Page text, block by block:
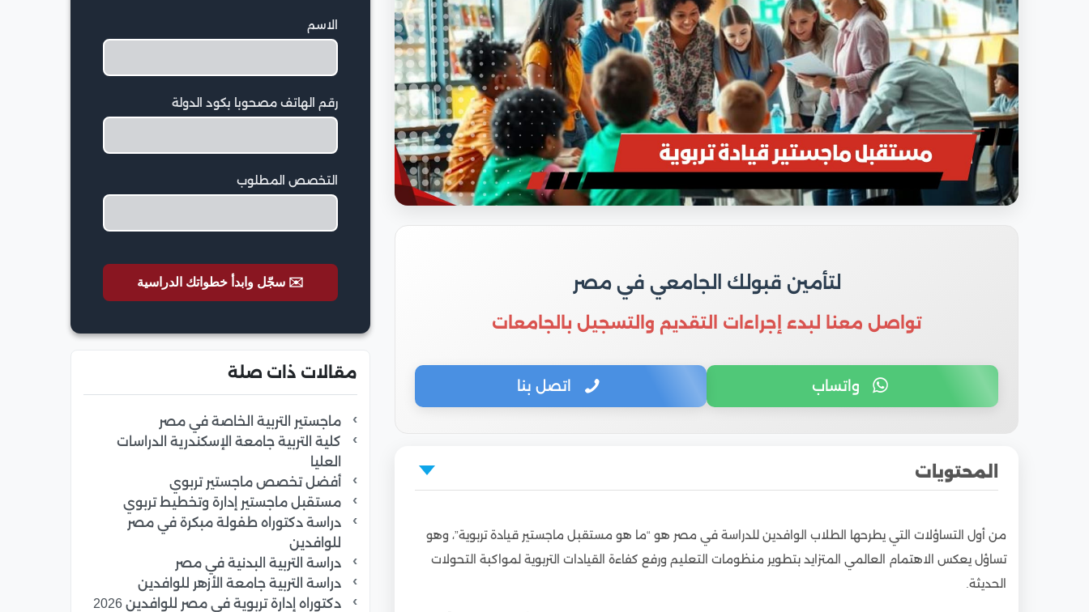
لتأمين قبولك الجامعي في مصر
تواصل معنا لبدء إجراءات التقديم والتسجيل بالجامعات
واتساب اتصل بنا
المحتويات
2
أهمية دراسة القيادة التربوية في العصر الحديث
ما هي المهارات التي يكتسبها الطالب في هذا التخصص؟
من أول التساؤلات التي يطرحها الطلاب الوافدين للدراسة في مصر هو “ما هو مستقبل ماجستير قيادة تربوية”، وهو
تساؤل يعكس الاهتمام العالمي المتزايد بتطوير منظومات التعليم ورفع كفاءة القيادات التربوية لمواكبة التحولات
الحديثة.
الاسم
رقم الهاتف مصحوبا بكود الدولة
التخصص المطلوب
✉️ سجّل وابدأ خطواتك الدراسية
مقالات ذات صلة
ماجستير التربية الخاصة في مصر
كلية التربية جامعة الإسكندرية الدراسات
العليا
أفضل تخصص ماجستير تربوي
مستقبل ماجستير إدارة وتخطيط تربوي
دراسة دكتوراه طفولة مبكرة في مصر
للوافدين
دراسة التربية البدنية في مصر
دراسة التربية جامعة الأزهر للوافدين
دكتوراه إدارة تربوية في مصر للوافدين 2026